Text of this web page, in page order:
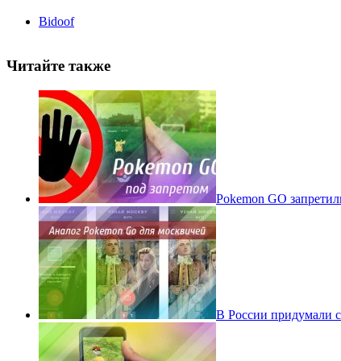
Bidoof
Читайте также
Pokеmon GO
В России придумали